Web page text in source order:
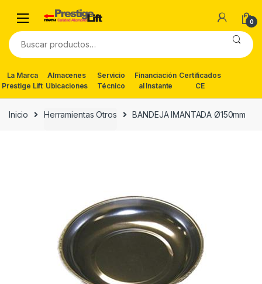
navigation
content
0
Buscar
por:
La Marca
Prestige Lift
Almacenes
Ubicaciones
Servicio
Técnico
Financiación
al Instante
Certificados
CE
Inicio Herramientas Otros BANDEJA IMANTADA Ø150mm